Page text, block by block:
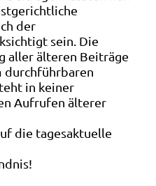
der
sein. Die
aller älteren Beiträge
durchführbaren
in keiner
Aufrufen älterer
die tagesaktuelle